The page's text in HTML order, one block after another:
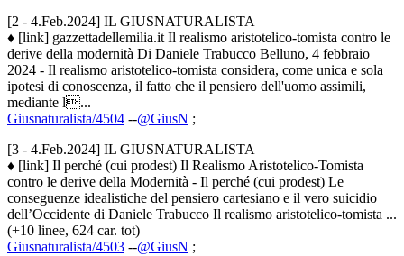
[2 - 4.Feb.2024] IL GIUSNATURALISTA
♦ [link] gazzettadellemilia.it Il realismo aristotelico-tomista contro le
derive della modernità Di Daniele Trabucco Belluno, 4 febbraio
2024 - Il realismo aristotelico-tomista considera, come unica e sola
ipotesi di conoscenza, il fatto che il pensiero dell'uomo assimili,
mediante l...
Giusnaturalista/4504 --@GiusN ;
[3 - 4.Feb.2024] IL GIUSNATURALISTA
♦ [link] Il perché (cui prodest) Il Realismo Aristotelico-Tomista
contro le derive della Modernità - Il perché (cui prodest) Le
conseguenze idealistiche del pensiero cartesiano e il vero suicidio
dell’Occidente di Daniele Trabucco Il realismo aristotelico-tomista ...
(+10 linee, 624 car. tot)
Giusnaturalista/4503 --@GiusN ;